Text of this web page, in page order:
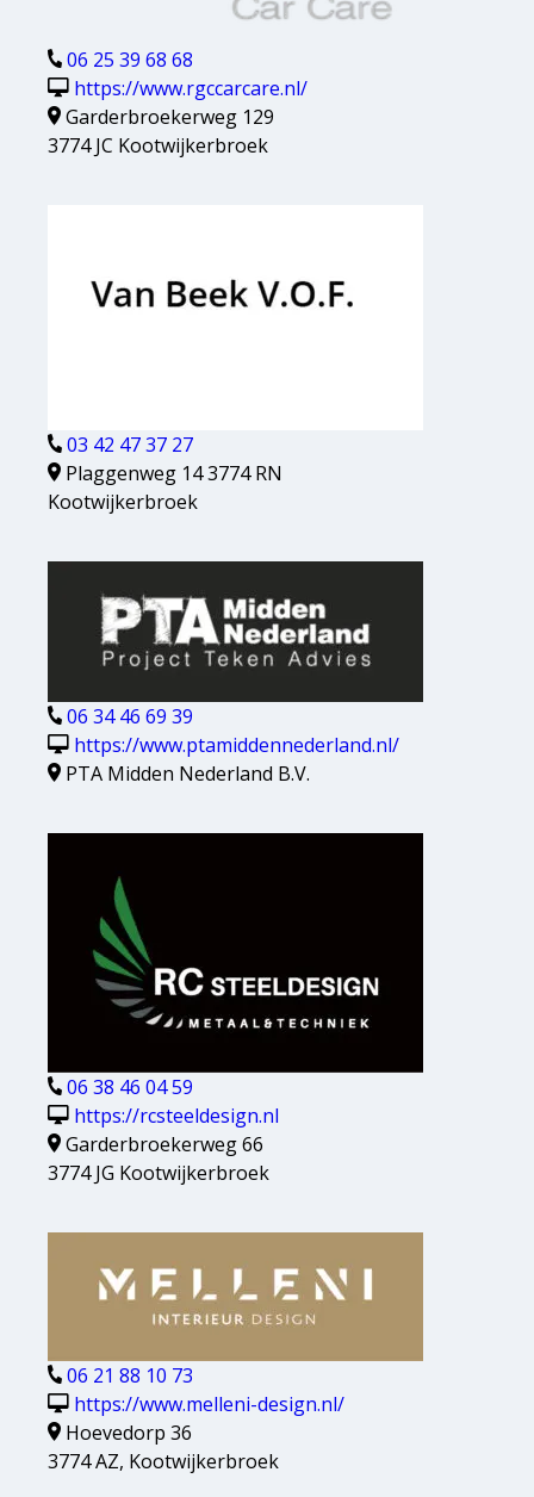
06 25 39 68 68
https://www.rgccarcare.nl/
Garderbroekerweg 129
3774 JC Kootwijkerbroek
03 42 47 37 27
Plaggenweg 14 3774 RN
Kootwijkerbroek
06 34 46 69 39
https://www.ptamiddennederland.nl/
PTA Midden Nederland B.V.
06 38 46 04 59
https://rcsteeldesign.nl
Garderbroekerweg 66
3774 JG Kootwijkerbroek
06 21 88 10 73
https://www.melleni-design.nl/
Hoevedorp 36
3774 AZ, Kootwijkerbroek